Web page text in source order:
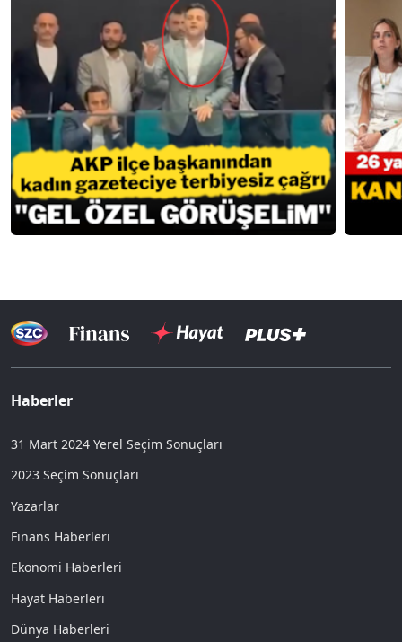
Haberler
31 Mart 2024 Yerel Seçim Sonuçları
2023 Seçim Sonuçları
Yazarlar
Finans Haberleri
Ekonomi Haberleri
Hayat Haberleri
Dünya Haberleri